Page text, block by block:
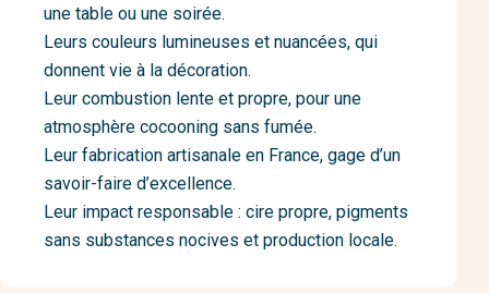
une table ou une soirée.
Leurs couleurs lumineuses et nuancées, qui
donnent vie à la décoration.
Leur combustion lente et propre, pour une
atmosphère cocooning sans fumée.
Leur fabrication artisanale en France, gage d’un
savoir-faire d’excellence.
Leur impact responsable : cire propre, pigments
sans substances nocives et production locale.